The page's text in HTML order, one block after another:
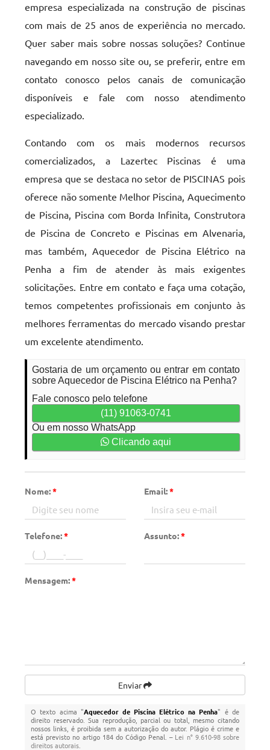
empresa especializada na construção de piscinas
com mais de 25 anos de experiência no mercado.
Quer saber mais sobre nossas soluções? Continue
navegando em nosso site ou, se preferir, entre em
contato conosco pelos canais de comunicação
disponíveis e fale com nosso atendimento
especializado.
Contando com os mais modernos recursos
comercializados, a Lazertec Piscinas é uma
empresa que se destaca no setor de PISCINAS pois
oferece não somente Melhor Piscina, Aquecimento
de Piscina, Piscina com Borda Infinita, Construtora
de Piscina de Concreto e Piscinas em Alvenaria,
mas também, Aquecedor de Piscina Elétrico na
Penha a fim de atender às mais exigentes
solicitações. Entre em contato e faça uma cotação,
temos competentes profissionais em conjunto às
melhores ferramentas do mercado visando prestar
um excelente atendimento.
Gostaria de um orçamento ou entrar em contato
sobre Aquecedor de Piscina Elétrico na Penha?
Fale conosco pelo telefone
(11) 91063-0741
Ou em nosso WhatsApp
Clicando aqui
Nome:* Email:*
Telefone:* Assunto:*
Mensagem:*
Enviar
O texto acima "Aquecedor de Piscina Elétrico na Penha" é de
direito reservado. Sua reprodução, parcial ou total, mesmo citando
nossos links, é proibida sem a autorização do autor. Plágio é crime e
está previsto no artigo 184 do Código Penal. – Lei n° 9.610-98 sobre
direitos autorais